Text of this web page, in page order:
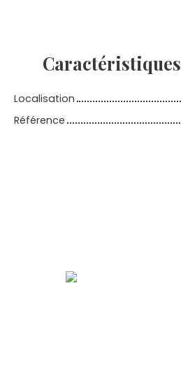
Caractéristiques
Localisation
Référence